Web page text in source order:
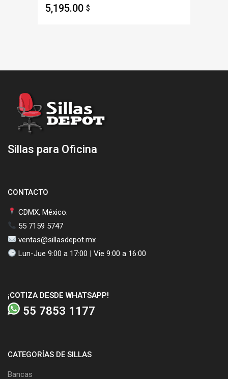
5,195.00 $
Sillas para Oficina
CONTACTO
CDMX, México.
55 7159 5747
ventas@sillasdepot.mx
Lun-Jue 9:00 a 17:00 | Vie 9:00 a 16:00
¡COTIZA DESDE WHATSAPP!
55 7853 1177
CATEGORÍAS DE SILLAS
Bancas